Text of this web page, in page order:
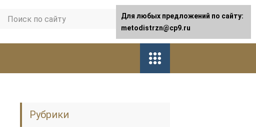
Рубрики
Для любых предложений по сайту:
metodistrzn@cp9.ru